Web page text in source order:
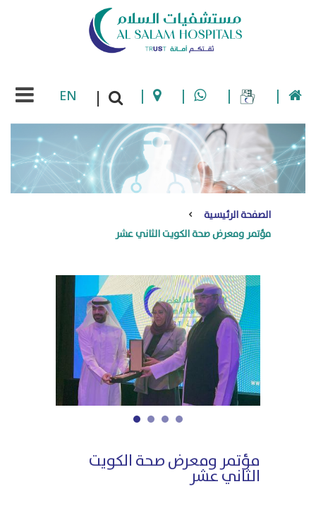
|
|
|
|
|
EN
الصفحة الرئيسية
مؤتمر ومعرض صحة الكويت الثاني عشر
1 2 3 4
مؤتمر ومعرض صحة الكويت
الثاني عشر